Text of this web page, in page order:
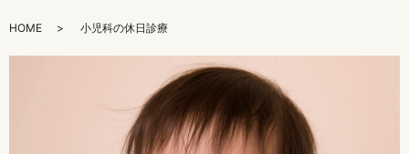
HOME 小児科の休日診療